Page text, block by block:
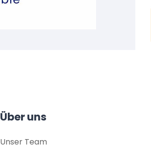
Über uns
Unser Team